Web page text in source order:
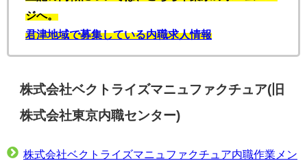
ジへ。
君津地域で募集している内職求人情報
株式会社ベクトライズマニュファクチュア(旧
株式会社東京内職センター)
株式会社ベクトライズマニュファクチュア内職作業メン